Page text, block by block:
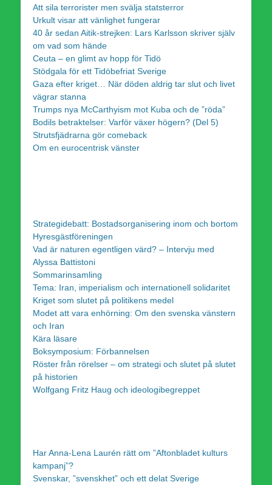
Att sila terrorister men svälja statsterror
Urkult visar att vänlighet fungerar
40 år sedan Aitik-strejken: Lars Karlsson skriver själv
om vad som hände
Ceuta – en glimt av hopp för Tidö
Stödgala för ett Tidöbefriat Sverige
Gaza efter kriget… När döden aldrig tar slut och livet
vägrar stanna
Trumps nya McCarthyism mot Kuba och de ”röda”
Bodils betraktelser: Varför växer högern? (Del 5)
Strutsfjädrarna gör comeback
Om en eurocentrisk vänster
Strategidebatt: Bostadsorganisering inom och bortom
Hyresgästföreningen
Vad är naturen egentligen värd? – Intervju med
Alyssa Battistoni
Sommarinsamling
Tema: Iran, imperialism och internationell solidaritet
Kriget som slutet på politikens medel
Modet att vara enhörning: Om den svenska vänstern
och Iran
Kära läsare
Boksymposium: Förbannelsen
Röster från rörelser – om strategi och slutet på slutet
på historien
Wolfgang Fritz Haug och ideologibegreppet
Har Anna-Lena Laurén rätt om ”Aftonbladet kulturs
kampanj”?
Svenskar, ”svenskhet” och ett delat Sverige